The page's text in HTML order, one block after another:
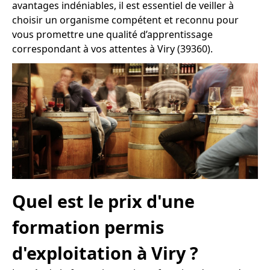
avantages indéniables, il est essentiel de veiller à
choisir un organisme compétent et reconnu pour
vous promettre une qualité d’apprentissage
correspondant à vos attentes à Viry (39360).
Quel est le prix d'une
formation permis
d'exploitation à Viry ?